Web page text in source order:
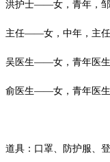
洪护士——女，青年，邹
主任——女，中年，主任
吴医生——女，青年医生
俞医生——女，青年医生
道具：口罩、防护服、